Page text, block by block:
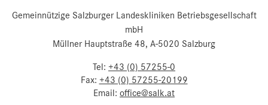
Gemeinnützige Salzburger Landeskliniken Betriebsgesellschaft
mbH
Müllner Hauptstraße 48, A-5020 Salzburg
Tel: +43 (0) 57255-0
Fax: +43 (0) 57255-20199
Email: office@salk.at